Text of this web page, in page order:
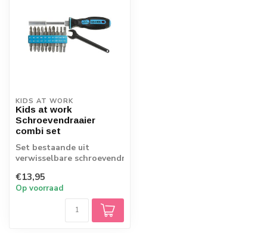
KIDS AT WORK
Kids at work
Schroevendraaier
combi set
Set bestaande uit
verwisselbare schroevendraaier
voor bit...
€13,95
Op voorraad